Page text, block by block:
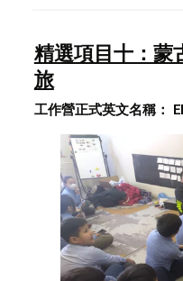
精選項目十：蒙
旅
工作營正式英文名稱：